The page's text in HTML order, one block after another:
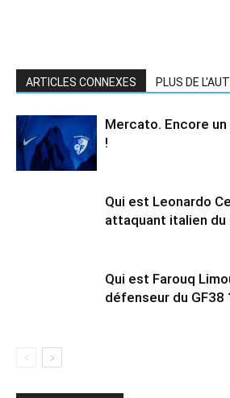
ARTICLES CONNEXES PLUS DE
Mercato. Encore
!
Qui est Leonardo
attaquant italien du
Qui est Farouq
défenseur du GF38